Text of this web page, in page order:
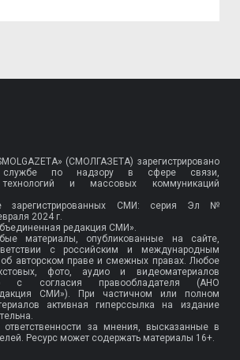
(СМОЛГАЗЕТА) зарегистрировано
по надзору в сфере связи,
и массовых коммуникаций
зарегистрированных СМИ: серия Эл №
2024 г.
редакция СМИ».
материалы, опубликованные на сайте,
с российским и международным
об авторском праве и смежных правах. Любое
фото, аудио и видеоматериалов
с согласия правообладателя (АНО
СМИ»). При частичном или полном
активная гиперссылка на издание
за мнения, высказанные в
Ресурс может содержать материалы 16+.